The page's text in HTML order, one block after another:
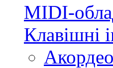
MIDI-
Клавішні